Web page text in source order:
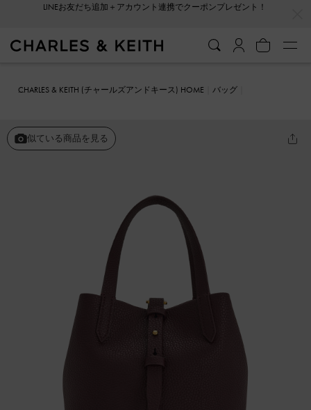
会員登録＋ニュースレター登録で10%OFFクーポンプレゼント！
CHARLES & KEITH (チャールズアンドキース) HOME
バッグ
似ている商品を見る